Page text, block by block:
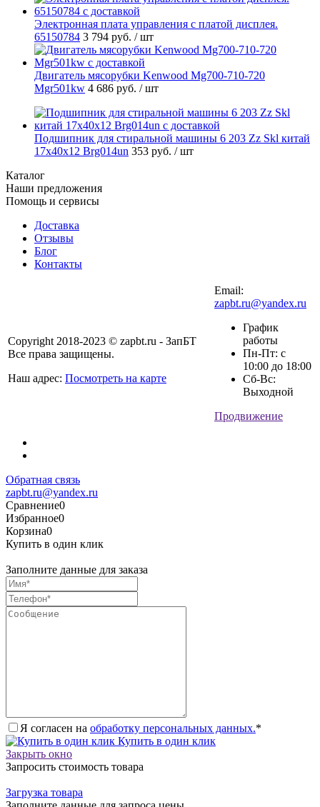
Электронная плата управления с платой дисплея.
65150784 3 794 руб. / шт
Двигатель мясорубки Kenwood Mg700-710-720
Mgr501kw 4 686 руб. / шт
Подшипник для стиральной машины 6 203 Zz Skl китай
17x40x12 Brg014un 353 руб. / шт
Каталог
Наши предложения
Помощь и сервисы
Доставка
Отзывы
Блог
Контакты
Copyright 2018-2023 © zapbt.ru - ЗапБТ
Все права защищены.
Наш адрес: Посмотреть на карте
Email:
zapbt.ru@yandex.ru
График
работы
Пн-Пт: с
10:00 до 18:00
Сб-Вс:
Выходной
Продвижение
Обратная связь
zapbt.ru@yandex.ru
Сравнение0
Избранное0
Корзина0
Купить в один клик
Заполните данные для заказа
Я согласен на обработку персональных данных.*
Купить в один клик
Закрыть окно
Запросить стоимость товара
Загрузка товара